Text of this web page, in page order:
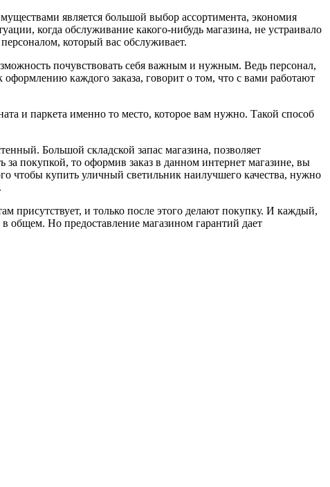
является большой выбор ассортимента, экономия
когда обслуживание какого-нибудь магазина, не устраивало
который вас обслуживает.
почувствовать себя важным и нужным. Ведь персонал,
каждого заказа, говорит о том, что с вами работают
и паркета именно то место, которое вам нужно. Такой способ
Большой складской запас магазина, позволяет
покупкой, то оформив заказ в данном интернет магазине, вы
чтобы купить уличный светильник наилучшего качества, нужно
присутствует, и только после этого делают покупку. И каждый,
в общем. Но предоставление магазином гарантий дает